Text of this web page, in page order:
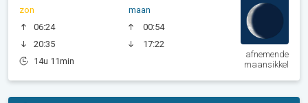
zon
06:24
20:35
14u 11min
maan
00:54
17:22
afnemende
maansikkel